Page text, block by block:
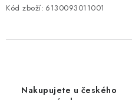
Kód zboží: 6130093011001
Nakupujete u českého